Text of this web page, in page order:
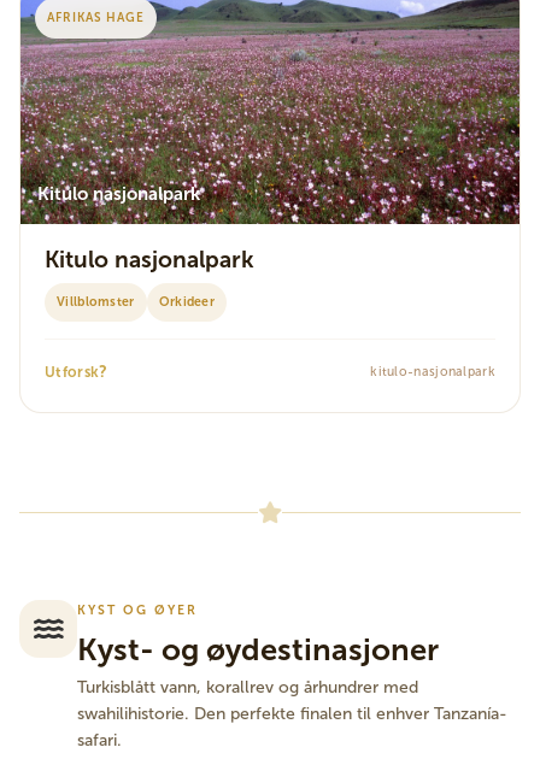
AFRIKAS HAGE
Kitulo nasjonalpark
Kitulo nasjonalpark
Villblomster Orkideer
Utforsk? kitulo-nasjonalpark
KYST OG ØYER
Kyst- og øydestinasjoner
Turkisblått vann, korallrev og århundrer med
swahilihistorie. Den perfekte finalen til enhver Tanzanía-
safari.